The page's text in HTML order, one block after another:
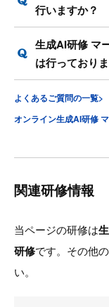
行いますか？
生成AI研修 マ
は行っており
よくあるご質問の一覧>
オンライン生成AI研修
関連研修情報
当ページの研修は
研修です。その他
い。